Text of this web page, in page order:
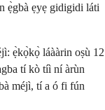
ẹ̀gbà ẹyẹ gidigidi láti
ẹ̀kọ̀kọ̀ láààrin oṣù 12
tí kò tíì ní àrùn
méjì, tí a ó fi fún